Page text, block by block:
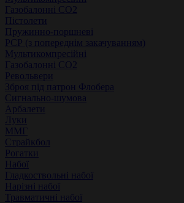
Газобалонні СО2
Пістолети
Пружинно-поршневі
РСР (з попереднім закачуванням)
Мультикомпресійні
Газобалонні СО2
Револьвери
Зброя під патрон Флобера
Сигнально-шумова
Арбалети
Луки
ММГ
Страйкбол
Рогатки
Набої
Гладкоствольні набої
Нарізні набої
Травматичні набої